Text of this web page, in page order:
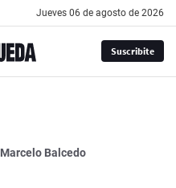
jueves 06 de agosto de 2026
Suscribite
Marcelo Balcedo